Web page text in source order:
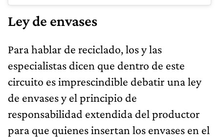
Ley de envases
Para hablar de reciclado, los y las
especialistas dicen que dentro de este
circuito es imprescindible debatir una ley
de envases y el principio de
responsabilidad extendida del productor
para que quienes insertan los envases en el